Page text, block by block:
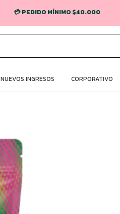
💳 PEDIDO MÍNIMO $40.000
NUEVOS INGRESOS CORPORATIVO